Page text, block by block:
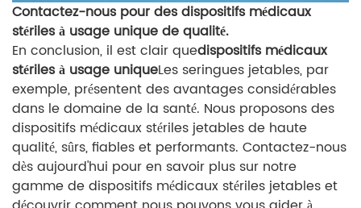
Contactez-nous pour des dispositifs médicaux
stériles à usage unique de qualité.
En conclusion, il est clair quedispositifs médicaux
stériles à usage uniqueLes seringues jetables, par
exemple, présentent des avantages considérables
dans le domaine de la santé. Nous proposons des
dispositifs médicaux stériles jetables de haute
qualité, sûrs, fiables et performants. Contactez-nous
dès aujourd'hui pour en savoir plus sur notre
gamme de dispositifs médicaux stériles jetables et